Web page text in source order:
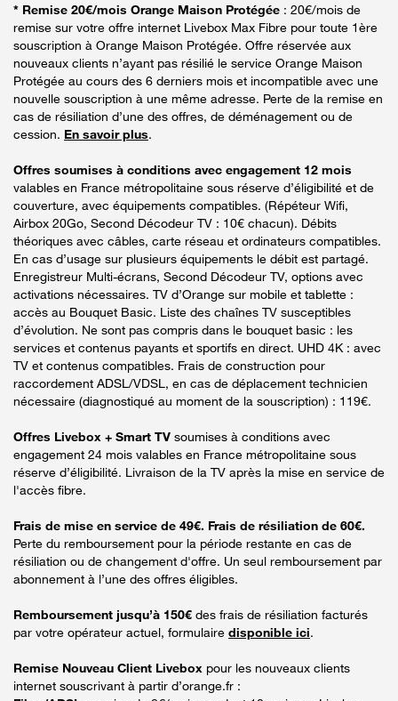
* Remise 20€/mois Orange Maison Protégée : 20€/mois de
remise sur votre offre internet Livebox Max Fibre pour toute 1ère
souscription à Orange Maison Protégée. Offre réservée aux
nouveaux clients n’ayant pas résilié le service Orange Maison
Protégée au cours des 6 derniers mois et incompatible avec une
nouvelle souscription à une même adresse. Perte de la remise en
cas de résiliation d’une des offres, de déménagement ou de
cession. En savoir plus.
Offres soumises à conditions avec engagement 12 mois
valables en France métropolitaine sous réserve d’éligibilité et de
couverture, avec équipements compatibles. (Répéteur Wifi,
Airbox 20Go, Second Décodeur TV : 10€ chacun). Débits
théoriques avec câbles, carte réseau et ordinateurs compatibles.
En cas d’usage sur plusieurs équipements le débit est partagé.
Enregistreur Multi-écrans, Second Décodeur TV, options avec
activations nécessaires. TV d’Orange sur mobile et tablette :
accès au Bouquet Basic. Liste des chaînes TV susceptibles
d’évolution. Ne sont pas compris dans le bouquet basic : les
services et contenus payants et sportifs en direct. UHD 4K : avec
TV et contenus compatibles. Frais de construction pour
raccordement ADSL/VDSL, en cas de déplacement technicien
nécessaire (diagnostiqué au moment de la souscription) : 119€.
Offres Livebox + Smart TV soumises à conditions avec
engagement 24 mois valables en France métropolitaine sous
réserve d’éligibilité. Livraison de la TV après la mise en service de
l'accès fibre.
Frais de mise en service de 49€. Frais de résiliation de 60€.
Perte du remboursement pour la période restante en cas de
résiliation ou de changement d'offre. Un seul remboursement par
abonnement à l’une des offres éligibles.
Remboursement jusqu’à 150€ des frais de résiliation facturés
par votre opérateur actuel, formulaire disponible ici.
Remise Nouveau Client Livebox pour les nouveaux clients
internet souscrivant à partir d’orange.fr :